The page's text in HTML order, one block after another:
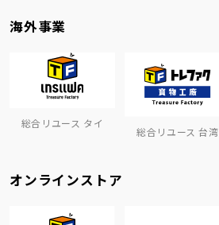
海外事業
総合リユース タイ
総合リユース 台湾
オンラインストア